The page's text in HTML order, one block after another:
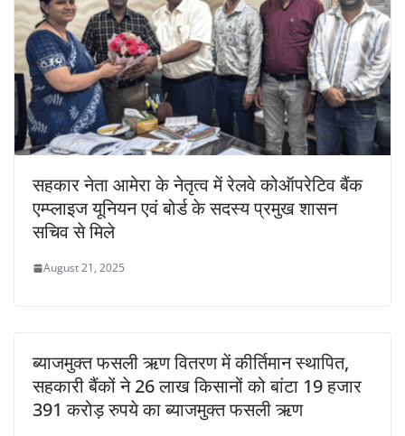
सहकार नेता आमेरा के नेतृत्व में रेलवे कोऑपरेटिव बैंक
एम्प्लाइज यूनियन एवं बोर्ड के सदस्य प्रमुख शासन
सचिव से मिले
August 21, 2025
ब्याजमुक्त फसली ऋण वितरण में कीर्तिमान स्थापित,
सहकारी बैंकों ने 26 लाख किसानों को बांटा 19 हजार
391 करोड़ रुपये का ब्याजमुक्त फसली ऋण